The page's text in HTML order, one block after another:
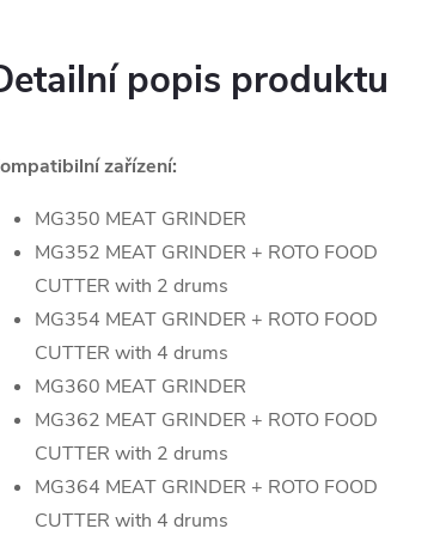
popis produktu
zařízení:
MG350 MEAT GRINDER
MG352 MEAT GRINDER + ROTO FOOD
CUTTER with 2 drums
MG354 MEAT GRINDER + ROTO FOOD
CUTTER with 4 drums
MG360 MEAT GRINDER
MG362 MEAT GRINDER + ROTO FOOD
CUTTER with 2 drums
MG364 MEAT GRINDER + ROTO FOOD
CUTTER with 4 drums